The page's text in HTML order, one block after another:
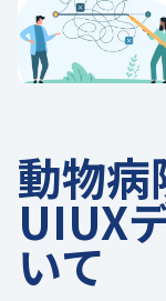
動物病
UIUX
いて